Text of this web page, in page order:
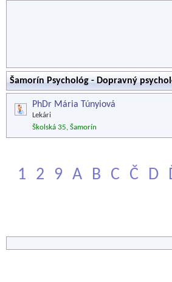
Šamorín Psychológ - Dopravný
PhDr Mária Túnyiová
Lekári
Školská 35, Šamorín
1 2 9 A B C Č D